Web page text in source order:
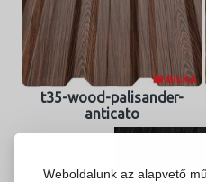
Weboldalunk az alapvető
t35-wood-palisander-
anticato